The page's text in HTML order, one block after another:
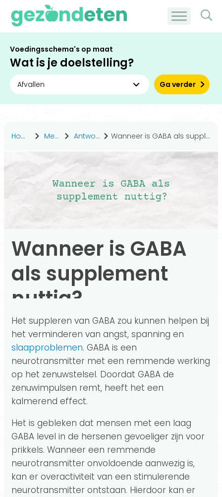
Voedingsschema's op maat
Wat is je doelstelling?
Ga verder
Home Medisch Antwoorden Wanneer is GABA als supplement nuttig?
Wanneer is GABA
als supplement
nuttig?
Het suppleren van GABA zou kunnen helpen bij
het verminderen van angst, spanning en
slaapproblemen. GABA is een
neurotransmitter met een remmende werking
op het zenuwstelsel. Doordat GABA de
zenuwimpulsen remt, heeft het een
kalmerend effect.
Het is gebleken dat mensen met een laag
GABA level in de hersenen gevoeliger zijn voor
prikkels. Wanneer een remmende
neurotransmitter onvoldoende aanwezig is,
kan er overactiviteit van een stimulerende
neurotransmitter ontstaan. Hierdoor kan er